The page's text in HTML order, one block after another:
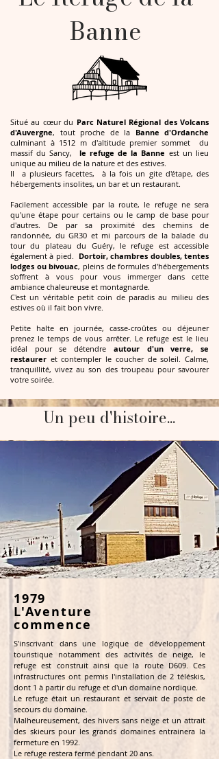
Banne
Situé au cœur du Parc Naturel Régional des Volcans
d'Auvergne, tout proche de la Banne d'Ordanche
culminant à 1512 m d'altitude premier sommet du
massif du Sancy, le refuge de la Banne est un lieu
unique au milieu de la nature et des estives.
Il a plusieurs facettes, à la fois un gite d'étape, des
hébergements insolites, un bar et un restaurant.
Facilement accessible par la route, le refuge ne sera
qu'une étape pour certains ou le camp de base pour
d'autres. De par sa proximité des chemins de
randonnée, du GR30 et mi parcours de la balade du
tour du plateau du Guéry, le refuge est accessible
également à pied. Dortoir, chambres doubles, tentes
lodges ou bivouac, pleins de formules d'hébergements
s'offrent à vous pour vous immerger dans cette
ambiance chaleureuse et montagnarde.
C'est un véritable petit coin de paradis au milieu des
estives où il fait bon vivre.
Petite halte en journée, casse-croûtes ou déjeuner
prenez le temps de vous arrêter. Le refuge est le lieu
idéal pour se détendre autour d'un verre, se
restaurer et contempler le coucher de soleil. Calme,
tranquillité, vivez au son des troupeau pour savourer
votre soirée.
Un peu d'histoire...
1979
L'Aventure
commence
S'inscrivant dans une logique de développement
touristique notamment des activités de neige, le
refuge est construit ainsi que la route D609. Ces
infrastructures ont permis l'installation de 2 téléskis,
dont 1 à partir du refuge et d'un domaine nordique.
Le refuge était un restaurant et servait de poste de
secours du domaine.
Malheureusement, des hivers sans neige et un attrait
des skieurs pour les grands domaines entrainera la
fermeture en 1992.
Le refuge restera fermé pendant 20 ans.